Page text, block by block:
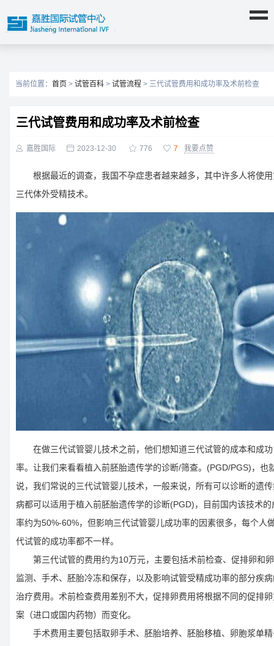
当前位置： 首页 > 试管百科 > 试管流程 > 三代试管费用和成功率及术前检查
三代试管费用和成功率及术前检查
 嘉胜国际  2023-12-30  776  7 我要点赞
根据最近的调查，我国不孕症患者越来越多，其中许多人将使用
三代体外受精技术。
在做三代试管婴儿技术之前，他们想知道三代试管的成本和成功
率。让我们来看看植入前胚胎遗传学的诊断/筛查。(PGD/PGS)，也
说，我们常说的三代试管婴儿技术，一般来说，所有可以诊断的遗
病都可以适用于植入前胚胎遗传学的诊断(PGD)，目前国内该技术的
率约为50%-60%，但影响三代试管婴儿成功率的因素很多，每个人
代试管的成功率都不一样。
第三代试管的费用约为10万元，主要包括术前检查、促排卵和
监测、手术、胚胎冷冻和保存，以及影响试管受精成功率的部分疾
治疗费用。术前检查费用差别不大，促排卵费用将根据不同的促排
案（进口或国内药物）而变化。
手术费用主要包括取卵手术、胚胎培养、胚胎移植、卵胞浆单精